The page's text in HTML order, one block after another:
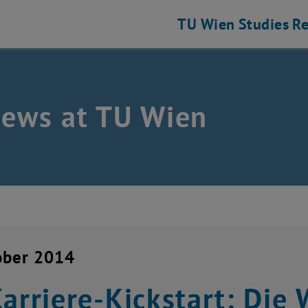
TU Wien Studies
at TU Wien
2014
Kickstart: Die